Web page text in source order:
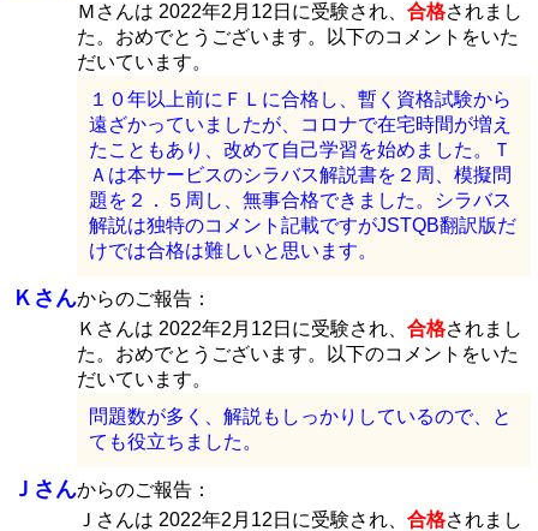
Ｍさんは 2022年2月12日に受験され、 合格されまし
た。おめでとうございます。以下のコメントをいた
だいています。
１０年以上前にＦＬに合格し、暫く資格試験から
遠ざかっていましたが、コロナで在宅時間が増え
たこともあり、改めて自己学習を始めました。Ｔ
Ａは本サービスのシラバス解説書を２周、模擬問
題を２．５周し、無事合格できました。シラバス
解説は独特のコメント記載ですがJSTQB翻訳版だ
けでは合格は難しいと思います。
Ｋさんからのご報告：
Ｋさんは 2022年2月12日に受験され、 合格されまし
た。おめでとうございます。以下のコメントをいた
だいています。
問題数が多く、解説もしっかりしているので、と
ても役立ちました。
Ｊさんからのご報告：
Ｊさんは 2022年2月12日に受験され、 合格されまし